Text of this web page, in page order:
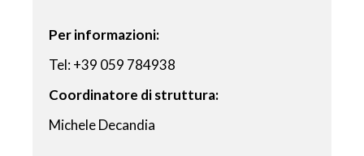
Per informazioni:
Tel: +39 059 784938
Coordinatore di struttura:
Michele Decandia